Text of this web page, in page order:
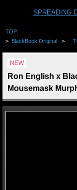
SPREADING
TOP
> BlackBook Original >
NEW
Ron English x
Mousemask